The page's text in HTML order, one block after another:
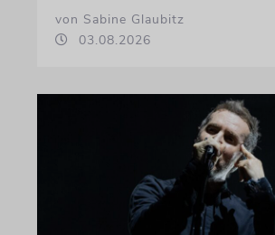
von Sabine Glaubitz
03.08.2026